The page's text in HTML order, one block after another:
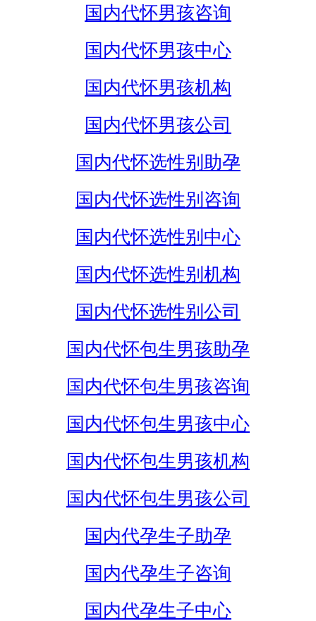
国内代怀男孩咨询
国内代怀男孩中心
国内代怀男孩机构
国内代怀男孩公司
国内代怀选性别助孕
国内代怀选性别咨询
国内代怀选性别中心
国内代怀选性别机构
国内代怀选性别公司
国内代怀包生男孩助孕
国内代怀包生男孩咨询
国内代怀包生男孩中心
国内代怀包生男孩机构
国内代怀包生男孩公司
国内代孕生子助孕
国内代孕生子咨询
国内代孕生子中心